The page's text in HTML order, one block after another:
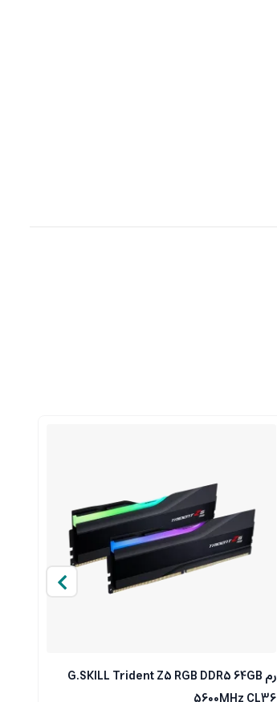
رم G.SKILL Trident Z5 RGB DDR5 64GB